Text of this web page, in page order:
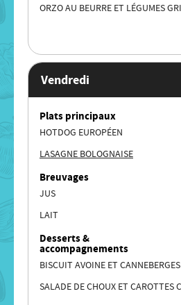
ORZO AU BEURRE ET LÉGUMES
Vendredi
Plats principaux
HOTDOG EUROPÉEN
LASAGNE BOLOGNAISE
Breuvages
JUS
LAIT
Desserts &
accompagnements
BISCUIT AVOINE ET CANNEBERGES
SALADE DE CHOUX ET CAROTTES